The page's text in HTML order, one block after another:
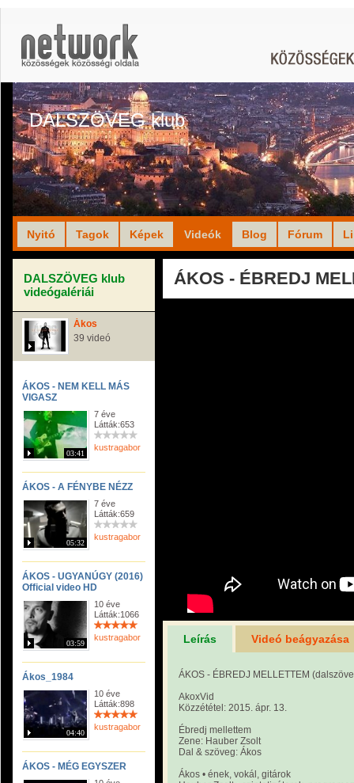
DALSZÖVEG klub
Nyitó Tagok Képek Videók Blog Fórum
DALSZÖVEG klub
videógalériái
Ákos
39 videó
ÁKOS - NEM KELL MÁS
VIGASZ
03:41
7 éve
Látták:653
kustragabor
ÁKOS - A FÉNYBE NÉZZ
05:32
7 éve
Látták:659
kustragabor
ÁKOS - UGYANÚGY (2016)
Official video HD
03:59
10 éve
Látták:1066
kustragabor
Ákos_1984
04:40
10 éve
Látták:898
kustragabor
ÁKOS - MÉG EGYSZER
ÁKOS - ÉBREDJ
Leírás Videó beágyazása
ÁKOS - ÉBREDJ MELLETTEM
AkoxVid
Közzététel: 2015. ápr. 13.
Ébredj mellettem
Zene: Hauber Zsolt
Dal & szöveg: Ákos
Ákos • ének, vokál, gitárok